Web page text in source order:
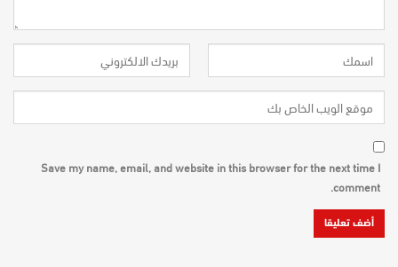
Save my name, email, and website in this browser for the next time I
comment.